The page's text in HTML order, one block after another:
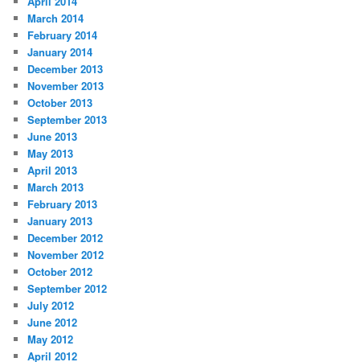
March 2014
February 2014
January 2014
December 2013
November 2013
October 2013
September 2013
June 2013
May 2013
April 2013
March 2013
February 2013
January 2013
December 2012
November 2012
October 2012
September 2012
July 2012
June 2012
May 2012
April 2012